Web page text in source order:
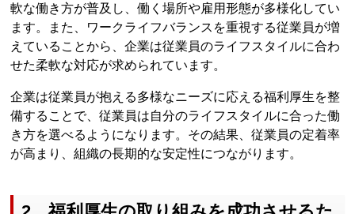
軟な働き方が普及し、働く場所や雇用形態が多様化してい
ます。また、ワークライフバランスを重視する従業員が増
えていることから、企業は従業員のライフスタイルに合わ
せた柔軟な対応が求められています。
企業は従業員が抱える多様なニーズに応える福利厚生を整
備することで、従業員は自分のライフスタイルに合った働
き方を選べるようになります。その結果、従業員の定着率
が高まり、組織の長期的な安定性につながります。